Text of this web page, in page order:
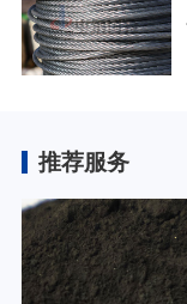
推荐服务